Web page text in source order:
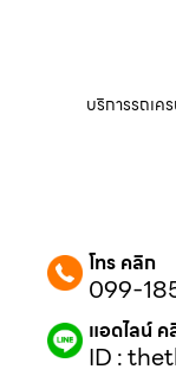
บริการรถเค
โทร คลิก
099-
แอดไลน์
ID :